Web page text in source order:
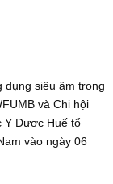
dụng siêu âm trong
và Chi hội
Y Dược Huế tổ
vào ngày 06